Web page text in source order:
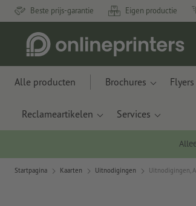
Beste prijs-garantie Eigen productie
Alle producten Brochures Flyers
Reclameartikelen Services
Startpagina Kaarten Uitnodigingen Uitnodigingen,